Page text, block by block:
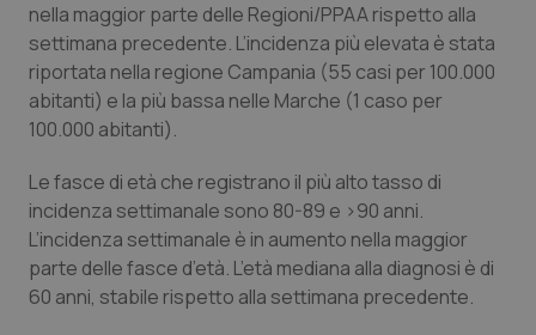
Quotidiano Chirurgia
Quotidiano Oncologia
Quotidiano Pediatria
Rene & patologie urogenitali
Salute orale & impianti
nella maggior parte delle Regioni/PPAA rispetto alla
settimana precedente. L’incidenza più elevata è stata
riportata nella regione Campania (55 casi per 100.000
abitanti) e la più bassa nelle Marche (1 caso per
100.000 abitanti).
Le fasce di età che registrano il più alto tasso di
incidenza settimanale sono 80-89 e >90 anni.
L’incidenza settimanale è in aumento nella maggior
parte delle fasce d’età. L’età mediana alla diagnosi è di
60 anni, stabile rispetto alla settimana precedente.